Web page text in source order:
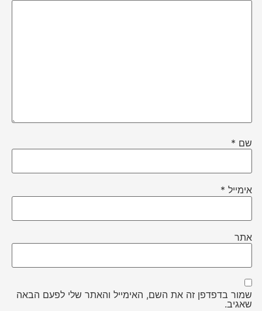
שם *
אימייל *
אתר
שמור בדפדפן זה את השם, האימייל והאתר שלי לפעם הבאה
שאגיב.